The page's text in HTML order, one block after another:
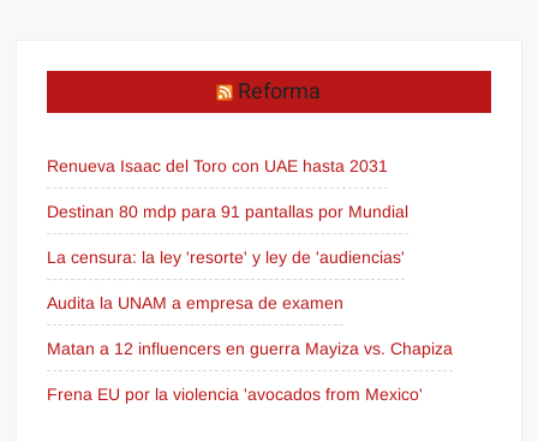
Reforma
Renueva Isaac del Toro con UAE hasta 2031
Destinan 80 mdp para 91 pantallas por Mundial
La censura: la ley 'resorte' y ley de 'audiencias'
Audita la UNAM a empresa de examen
Matan a 12 influencers en guerra Mayiza vs. Chapiza
Frena EU por la violencia 'avocados from Mexico'